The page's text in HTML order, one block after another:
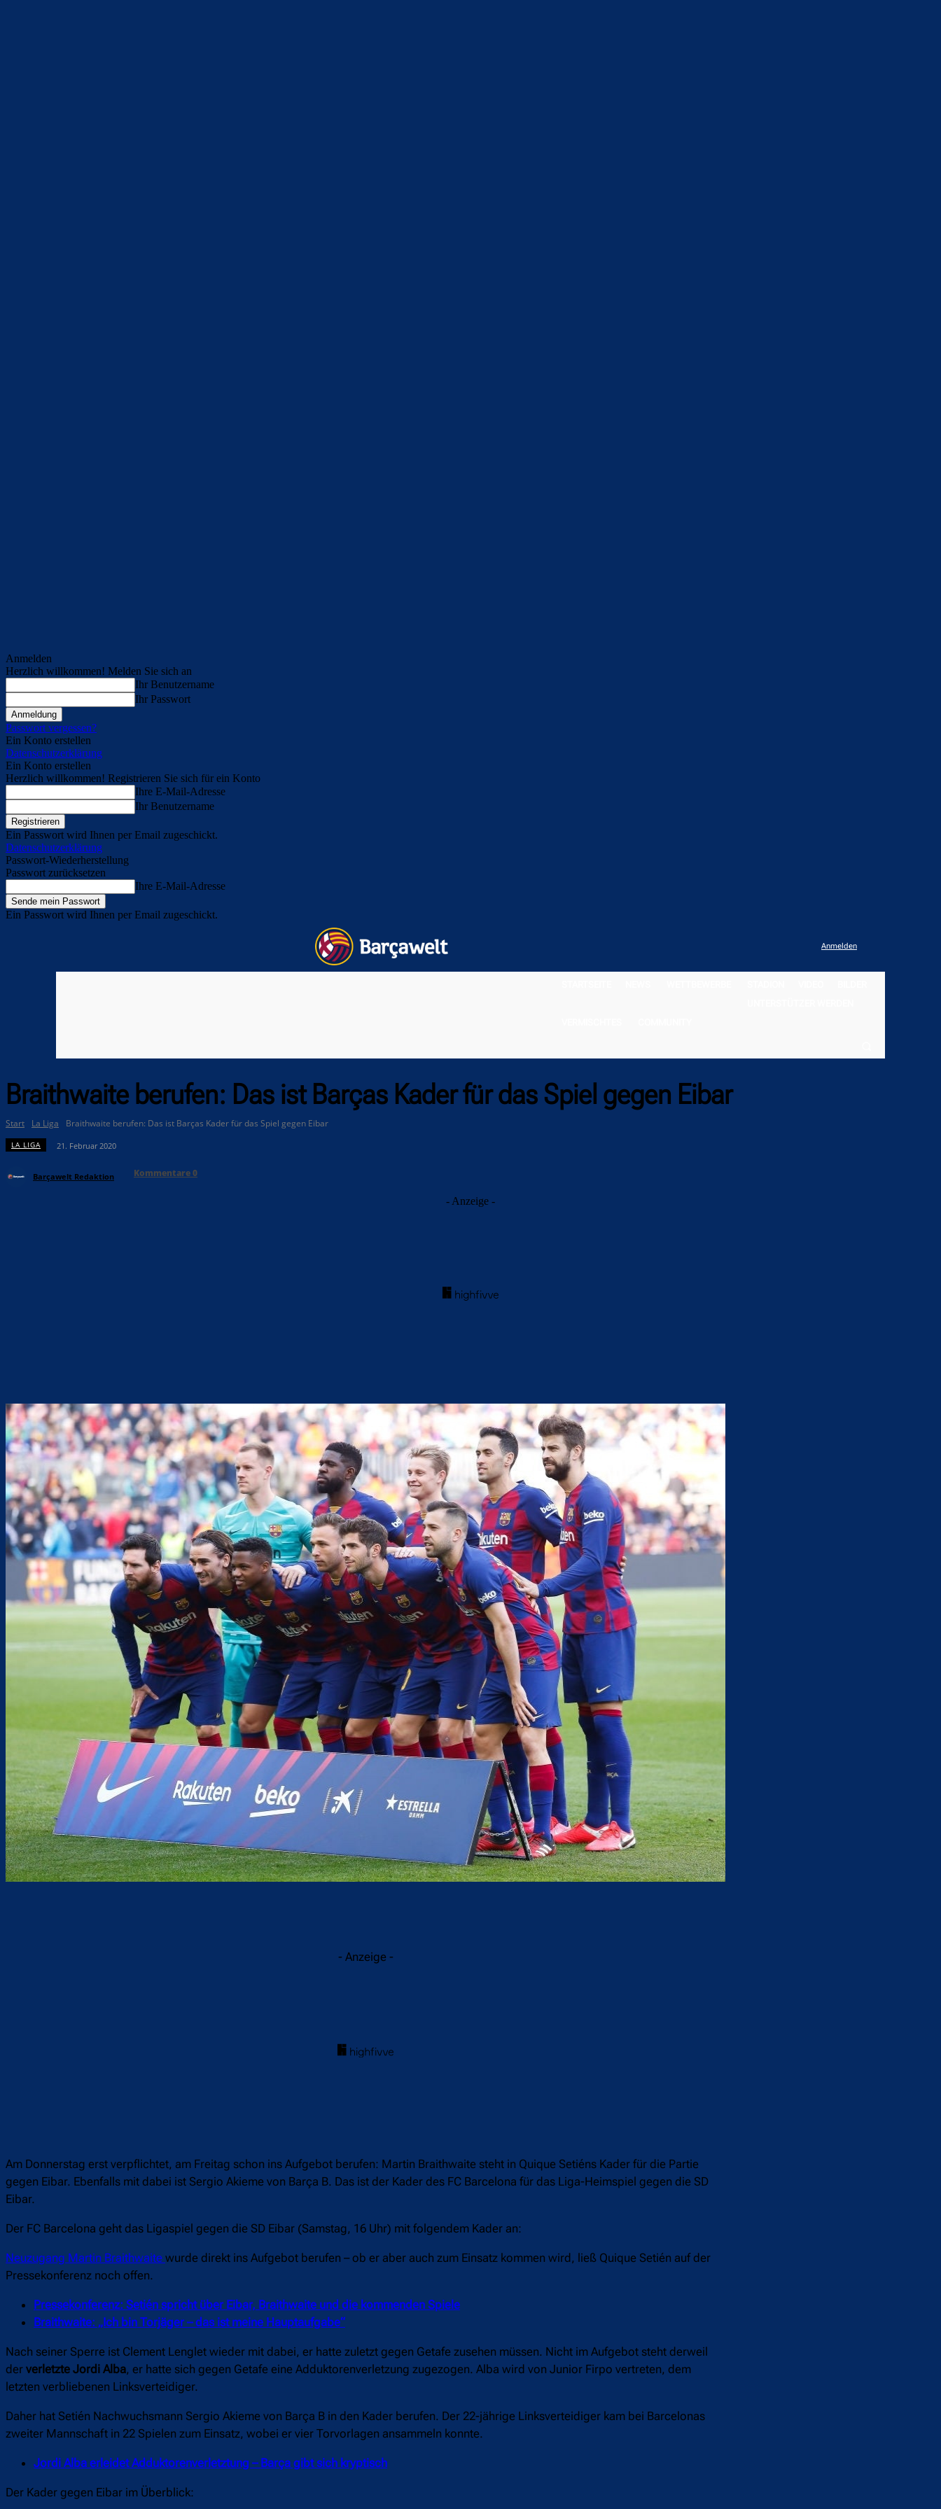
Anmelden
Herzlich willkommen! Melden Sie sich an
Ihr Benutzername
Ihr Passwort
Passwort vergessen?
Ein Konto erstellen
Datenschutzerklärung
Ein Konto erstellen
Herzlich willkommen! Registrieren Sie sich für ein Konto
Ihre E-Mail-Adresse
Ihr Benutzername
Ein Passwort wird Ihnen per Email zugeschickt.
Datenschutzerklärung
Passwort-Wiederherstellung
Passwort zurücksetzen
Ihre E-Mail-Adresse
Ein Passwort wird Ihnen per Email zugeschickt.
Anmelden
Braithwaite berufen: Das ist Barças Kader für das Spiel gegen Eibar
Start La Liga Braithwaite berufen: Das ist Barças Kader für das Spiel gegen Eibar
LA LIGA 21. Februar 2020
Barçawelt Redaktion Kommentare0
- Anzeige -
- Anzeige -
Am Donnerstag erst verpflichtet, am Freitag schon ins Aufgebot berufen: Martin Braithwaite steht in Quique Setiéns Kader für die Partie
gegen Eibar. Ebenfalls mit dabei ist Sergio Akieme von Barça B. Das ist der Kader des FC Barcelona für das Liga-Heimspiel gegen die SD
Eibar.
Der FC Barcelona geht das Ligaspiel gegen die SD Eibar (Samstag, 16 Uhr) mit folgendem Kader an:
Neuzugang Martin Braithwaite wurde direkt ins Aufgebot berufen – ob er aber auch zum Einsatz kommen wird, ließ Quique Setién auf der
Pressekonferenz noch offen.
Pressekonferenz: Setién spricht über Eibar, Braithwaite und die kommenden Spiele
Braithwaite: „Ich bin Torjäger – das ist meine Hauptaufgabe“
Nach seiner Sperre ist Clement Lenglet wieder mit dabei, er hatte zuletzt gegen Getafe zusehen müssen. Nicht im Aufgebot steht derweil
der verletzte Jordi Alba, er hatte sich gegen Getafe eine Adduktorenverletzung zugezogen. Alba wird von Junior Firpo vertreten, dem
letzten verbliebenen Linksverteidiger.
Daher hat Setién Nachwuchsmann Sergio Akieme von Barça B in den Kader berufen. Der 22-jährige Linksverteidiger kam bei Barcelonas
zweiter Mannschaft in 22 Spielen zum Einsatz, wobei er vier Torvorlagen ansammeln konnte.
Jordi Alba erleidet Adduktorenverletztung – Barça gibt sich kryptisch
Der Kader gegen Eibar im Überblick: